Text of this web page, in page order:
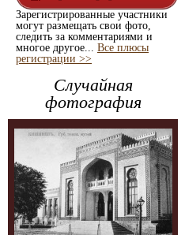
Зарегистрированные участники
могут размещать свои фото,
следить за комментариями и
многое другое... Все плюсы
регистрации >>
Случайная
фотография